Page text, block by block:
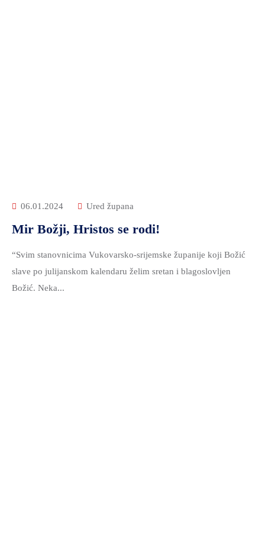
06.01.2024 Ured župana
Mir Božji, Hristos se rodi!
“Svim stanovnicima Vukovarsko-srijemske županije koji Božić
slave po julijanskom kalendaru želim sretan i blagoslovljen
Božić. Neka...